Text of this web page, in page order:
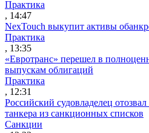
Практика
, 14:47
NexTouch выкупит активы
Практика
, 13:35
«Евротранс» перешел в
выпускам облигаций
Практика
, 12:31
Российский судовладелец
танкера из санкционных списков
Санкции